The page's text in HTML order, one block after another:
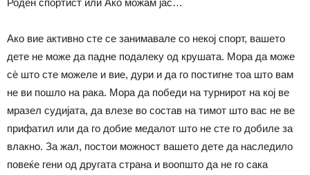
Роден спортист или Ако можам јас…
Ако вие активно сте се занимавале со некој спорт, вашето
дете не може да падне подалеку од крушата. Мора да може
сѐ што сте можеле и вие, дури и да го постигне тоа што вам
не ви пошло на рака. Мора да победи на турнирот на кој ве
мразел судијата, да влезе во состав на тимот што вас не ве
прифатил или да го добие медалот што не сте го добиле за
влакно. За жал, постои можност вашето дете да наследило
повеќе гени од другата страна и воопшто да не го сака